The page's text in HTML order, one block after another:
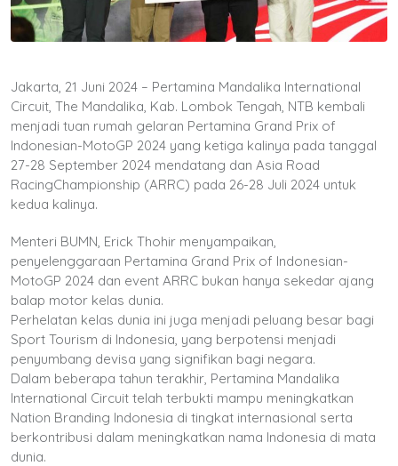
Jakarta, 21 Juni 2024 – Pertamina Mandalika International
Circuit, The Mandalika, Kab. Lombok Tengah, NTB kembali
menjadi tuan rumah gelaran Pertamina Grand Prix of
Indonesian-MotoGP 2024 yang ketiga kalinya pada tanggal
27-28 September 2024 mendatang dan Asia Road
RacingChampionship (ARRC) pada 26-28 Juli 2024 untuk
kedua kalinya.
Menteri BUMN, Erick Thohir menyampaikan,
penyelenggaraan Pertamina Grand Prix of Indonesian-
MotoGP 2024 dan event ARRC bukan hanya sekedar ajang
balap motor kelas dunia.
Perhelatan kelas dunia ini juga menjadi peluang besar bagi
Sport Tourism di Indonesia, yang berpotensi menjadi
penyumbang devisa yang signifikan bagi negara.
Dalam beberapa tahun terakhir, Pertamina Mandalika
International Circuit telah terbukti mampu meningkatkan
Nation Branding Indonesia di tingkat internasional serta
berkontribusi dalam meningkatkan nama Indonesia di mata
dunia.